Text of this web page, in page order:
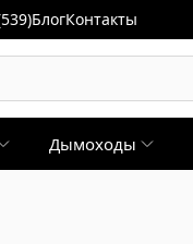
БлогКонтакты
Дымоходы